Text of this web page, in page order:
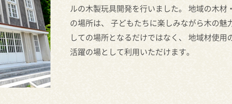
ルの木製玩具開発を行いました。 地域の木材
の場所は、 子どもたちに楽しみながら木の魅
しての場所となるだけではなく、 地域材使用
活躍の場として利用いただけます。